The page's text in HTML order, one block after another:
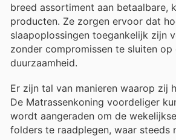
breed assortiment aan betaalbare,
producten. Ze zorgen ervoor dat
slaapoplossingen toegankelijk zijn
zonder compromissen te sluiten
duurzaamheid.
Er zijn tal van manieren waarop zij
De Matrassenkoning voordeliger
wordt aangeraden om de
folders te raadplegen, waar steeds